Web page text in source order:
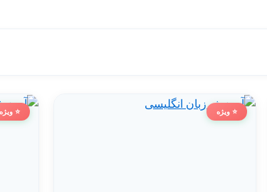
⭐ ویژه ⭐ ویژه